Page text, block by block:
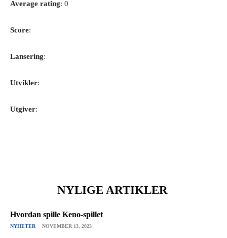
Average rating: 0
Score:
Lansering:
Utvikler:
Utgiver:
NYLIGE ARTIKLER
Hvordan spille Keno-spillet
NYHETER NOVEMBER 13, 2023